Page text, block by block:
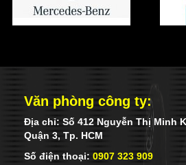
hợp đồng chính thức với công ty.
chế độ khác tuân thủ đúng luật lao
Văn phòng công ty:
Địa chỉ: Số 412 Nguyễn Thị Minh
Quận 3, Tp. HCM
Số điện thoại: 0907 323 909